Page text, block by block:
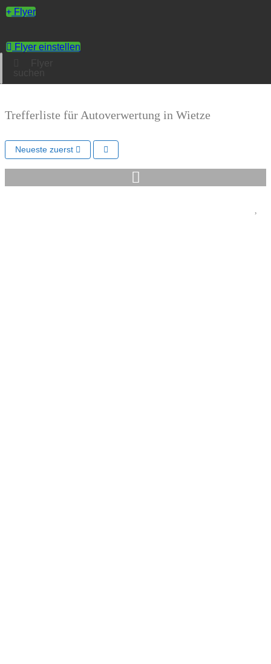
Flyer
Flyer einstellen
Trefferliste für Autoverwertung in Wietze
Neueste zuerst